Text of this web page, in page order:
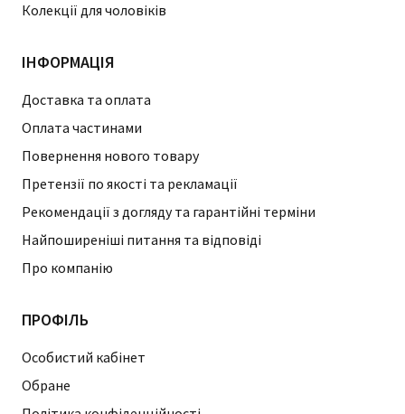
Колекції для чоловіків
ІНФОРМАЦІЯ
Доставка та оплата
Оплата частинами
Повернення нового товару
Претензії по якості та рекламації
Рекомендації з догляду та гарантійні терміни
Найпоширеніші питання та відповіді
Про компанію
ПРОФІЛЬ
Особистий кабінет
Обране